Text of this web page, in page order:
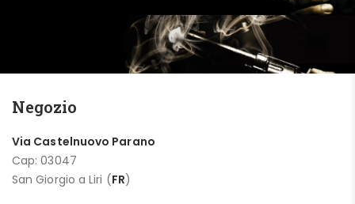
Negozio
Via Castelnuovo Parano
Cap: 03047
San Giorgio a Liri (FR)